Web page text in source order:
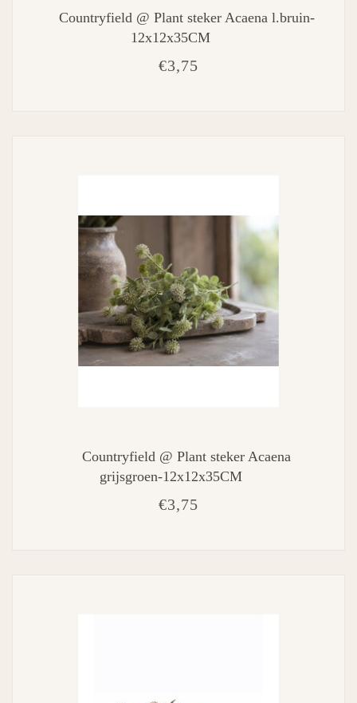
Countryfield @ Plant steker Acaena l.bruin-
12x12x35CM
€3,75
Countryfield @ Plant steker Acaena
grijsgroen-12x12x35CM
€3,75